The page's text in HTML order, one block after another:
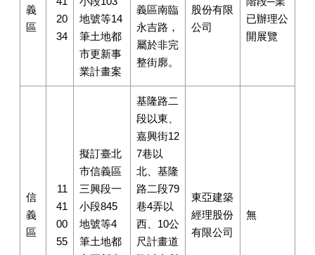
義
區
20
34
地號等14
筆土地都
市更新事
業計畫案
義區南臨
永吉路，
屬於非完
整街廓。
股份有限
公司
已辦理公
開展覽
信
義
區
11
41
00
55
擬訂臺北
市信義區
三興段一
小段845
地號等4
筆土地都
基隆路二
段以東、
嘉興街12
7巷以
北、基隆
路二段79
巷4弄以
西、10公
尺計畫道
東亞建築
經理股份
有限公司
無